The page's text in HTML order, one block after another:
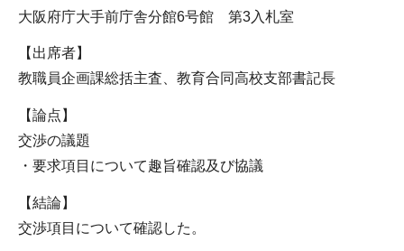
大阪府庁大手前庁舎分館6号館 第3入札室
【出席者】
教職員企画課総括主査、教育合同高校支部書記長
【論点】
交渉の議題
・要求項目について趣旨確認及び協議
【結論】
交渉項目について確認した。